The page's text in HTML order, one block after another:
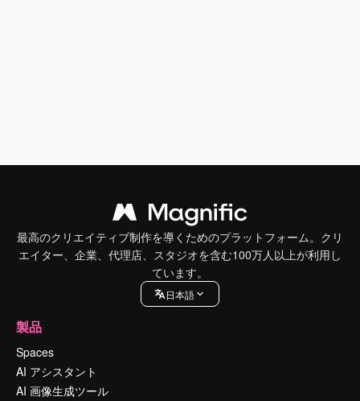
最高のクリエイティブ制作を導くためのプラットフォーム。クリ
エイター、企業、代理店、スタジオを含む100万人以上が利用し
ています。
日本語
製品
Spaces
AI アシスタント
AI 画像生成ツール